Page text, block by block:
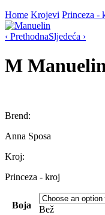
Home Krojevi Princeza -
‹ PrethodnaSljedeća ›
M
Brend:
Anna Sposa
Kroj:
Princeza - kroj
Boja Bež